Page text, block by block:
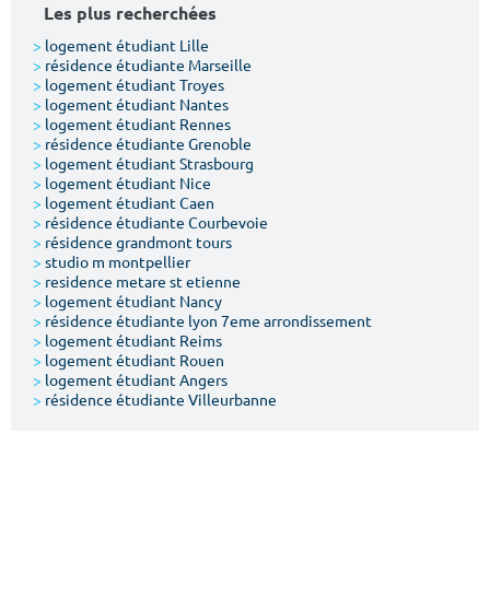
Type de location
Votre date d'entrée
Chercher
Les plus recherchées
> logement étudiant Lille
> résidence étudiante Marseille
> logement étudiant Troyes
> logement étudiant Nantes
> logement étudiant Rennes
> résidence étudiante Grenoble
> logement étudiant Strasbourg
> logement étudiant Nice
> logement étudiant Caen
> résidence étudiante Courbevoie
> résidence grandmont tours
> studio m montpellier
> residence metare st etienne
> logement étudiant Nancy
> résidence étudiante lyon 7eme arrondissement
> logement étudiant Reims
> logement étudiant Rouen
> logement étudiant Angers
> résidence étudiante Villeurbanne